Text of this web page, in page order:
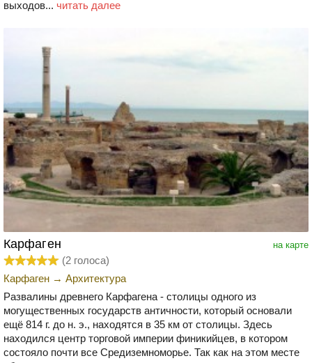
выходов... читать далее
на карте
Карфаген
(2 голоса)
Карфаген → Архитектура
Развалины древнего Карфагена - столицы одного из
могущественных государств античности, который основали
ещё 814 г. до н. э., находятся в 35 км от столицы. Здесь
находился центр торговой империи финикийцев, в котором
состояло почти все Средиземноморье. Так как на этом месте